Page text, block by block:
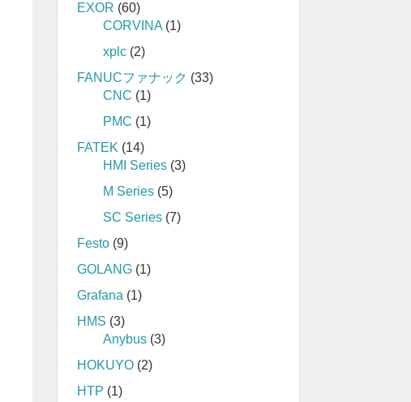
EXOR (60)
CORVINA (1)
xplc (2)
FANUCファナック (33)
CNC (1)
PMC (1)
FATEK (14)
HMI Series (3)
M Series (5)
SC Series (7)
Festo (9)
GOLANG (1)
Grafana (1)
HMS (3)
Anybus (3)
HOKUYO (2)
HTP (1)